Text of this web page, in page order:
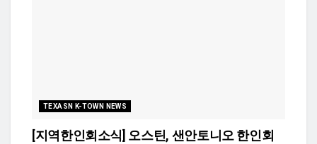
TEXASN K-TOWN NEWS
[지역한인회소식] 오스틴, 샌안토니오 한인회